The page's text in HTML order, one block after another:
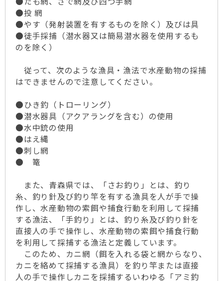
●投 網
●やす（発射装置を有するものを除く）及びは具
●徒手採捕（潜水器又は簡易潜水器を使用するも
のを除く）
従って、次のような漁具・漁法で水産動物の採捕
はできませんので注意してください。
●ひき釣（トローリング）
●潜水器具（アクアラングを含む）の使用
●水中銃の使用
●はえ縄
●刺し網
● 篭
また、青森県では、「さお釣り」とは、釣り
糸、釣り針及び釣り竿を有する漁具を人が手で操
作し、水産動物の索餌や捕食行動を利用して採捕
する漁法、「手釣り」とは、釣り糸及び釣り針を
直接人の手で操作し、水産動物の索餌や捕食行動
を利用して採捕する漁法と定義しています。
このため、カニ網（餌を入れる袋と網からなり、
カニを絡めて採捕する漁具）を釣り竿または直接
人の手で操作しカニを採捕するいわゆる「アミ釣